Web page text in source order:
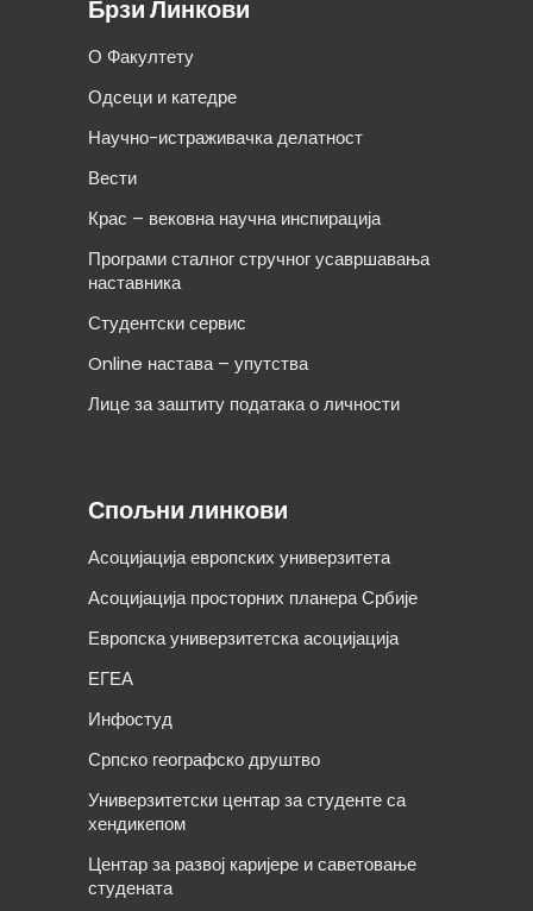
Брзи Линкови
О Факултету
Одсеци и катедре
Научно-истраживачка делатност
Вести
Крас – вековна научна инспирација
Програми сталног стручног усавршавања
наставника
Студентски сервис
Online настава – упутства
Лице за заштиту података о личности
Спољни линкови
Асоцијација европских универзитета
Асоцијација просторних планера Србије
Европска универзитетска асоцијација
ЕГЕА
Инфостуд
Српско географско друштво
Универзитетски центар за студенте са
хендикепом
Центар за развој каријере и саветовање
студената